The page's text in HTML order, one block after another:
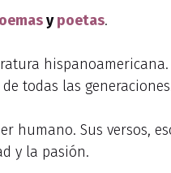
ypoetas.
todas las
humano. Sus versos,
y la pasión.